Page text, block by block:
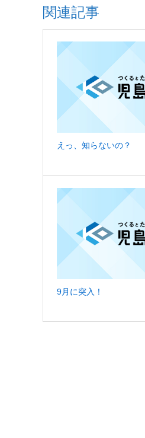
関連記事
えっ、知らないの？
9月に突入！